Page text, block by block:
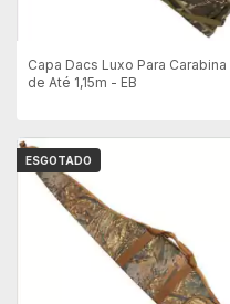
Capa Dacs Luxo Para Carabina
de Até 1,15m - EB
ESGOTADO